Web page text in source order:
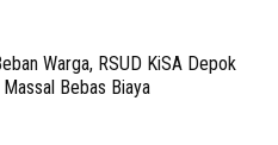
Warga, RSUD KiSA Depok
Bebas Biaya